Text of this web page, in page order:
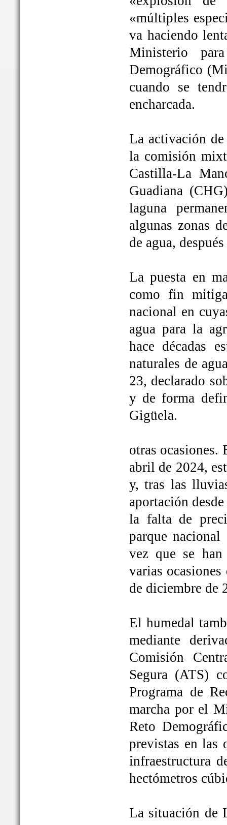
«múltiples
va haciendo
Ministerio
Demográfico
cuando se
encharcada.
La activación
la comisión
Castilla-La
Guadiana
laguna
algunas zonas
de agua,
La puesta en
como fin
nacional en
agua para la
hace décadas
naturales de
23, declarado
y de forma
Gigüela.
otras ocasiones.
abril de 2024,
y, tras las
aportación
la falta de
parque
vez que se
varias
de diciembre de
El humedal
mediante
Comisión
Segura (ATS)
Programa de
marcha por el
Reto
previstas en las
infraestructura
hectómetros
La situación de